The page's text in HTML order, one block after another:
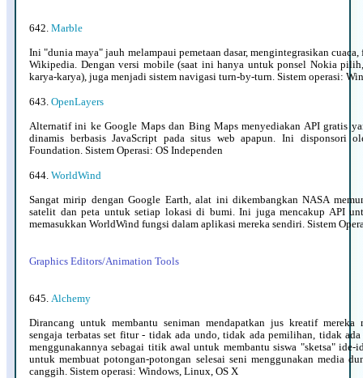
642. Marble
Ini "dunia maya" jauh melampaui pemetaan dasar, mengintegrasikan
Wikipedia. Dengan versi mobile (saat ini hanya untuk ponsel Nokia
karya-karya), juga menjadi sistem navigasi turn-by-turn. Sistem operasi:
643. OpenLayers
Alternatif ini ke Google Maps dan Bing Maps menyediakan API gratis
dinamis berbasis JavaScript pada situs web apapun. Ini disponsori
Foundation. Sistem Operasi: OS Independen
644. WorldWind
Sangat mirip dengan Google Earth, alat ini dikembangkan NASA
satelit dan peta untuk setiap lokasi di bumi. Ini juga mencakup API
memasukkan WorldWind fungsi dalam aplikasi mereka sendiri. Sistem
Graphics Editors/Animation Tools
645. Alchemy
Dirancang untuk membantu seniman mendapatkan jus kreatif
sengaja terbatas set fitur - tidak ada undo, tidak ada pemilihan, tidak
menggunakannya sebagai titik awal untuk membantu siswa "sketsa" ide-
untuk membuat potongan-potongan selesai seni menggunakan media
canggih. Sistem operasi: Windows, Linux, OS X